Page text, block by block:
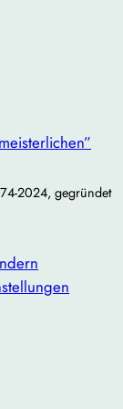
eine gute
2024, gegründet